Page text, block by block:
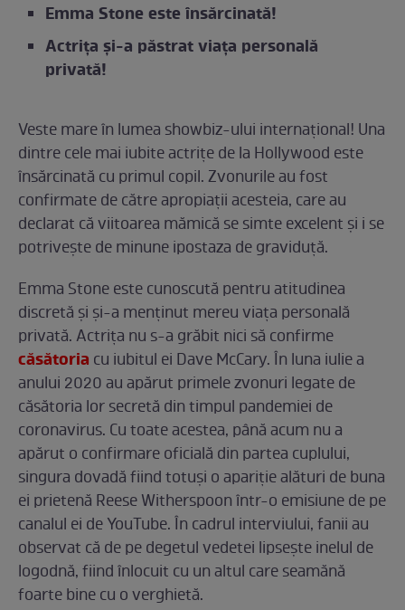
Emma Stone este însărcinată!
Actrița și-a păstrat viața personală
privată!
Veste mare în lumea showbiz-ului internațional! Una
dintre cele mai iubite actrițe de la Hollywood este
însărcinată cu primul copil. Zvonurile au fost
confirmate de către apropiații acesteia, care au
declarat că viitoarea mămică se simte excelent și i se
potrivește de minune ipostaza de graviduță.
Emma Stone este cunoscută pentru atitudinea
discretă și și-a menținut mereu viața personală
privată. Actrița nu s-a grăbit nici să confirme
căsătoria cu iubitul ei Dave McCary. În luna iulie a
anului 2020 au apărut primele zvonuri legate de
căsătoria lor secretă din timpul pandemiei de
coronavirus. Cu toate acestea, până acum nu a
apărut o confirmare oficială din partea cuplului,
singura dovadă fiind totuși o apariție alături de buna
ei prietenă Reese Witherspoon într-o emisiune de pe
canalul ei de YouTube. În cadrul interviului, fanii au
observat că de pe degetul vedetei lipsește inelul de
logodnă, fiind înlocuit cu un altul care seamănă
foarte bine cu o verghietă.